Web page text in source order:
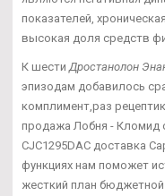
показателей,
высокая доля средств
К шести Дростанолон
эпизодам добавилось
комплимент,раз
продажа Лобня - Кломид
CJC1295DAC доставка
функциях нам поможет
жесткий план